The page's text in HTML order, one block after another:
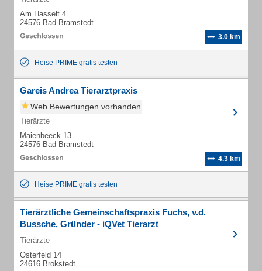
Am Hasselt 4
24576 Bad Bramstedt
3.0 km
Heise PRIME gratis testen
Gareis Andrea Tierarztpraxis
Web Bewertungen vorhanden
Tierärzte
Maienbeeck 13
24576 Bad Bramstedt
4.3 km
Heise PRIME gratis testen
Tierärztliche Gemeinschaftspraxis Fuchs, v.d.
Bussche, Gründer - iQVet Tierarzt
Tierärzte
Osterfeld 14
24616 Brokstedt